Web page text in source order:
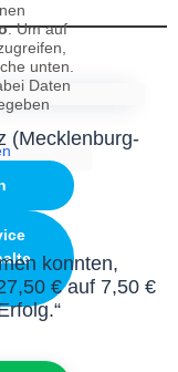
. Um auf
unten.
Daten
(Mecklenburg-
konnten,
€ auf 7,50 €